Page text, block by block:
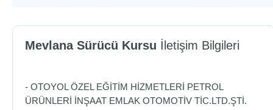
Mevlana Sürücü Kursu İletişim Bilgileri
- OTOYOL ÖZEL EĞİTİM HİZMETLERİ PETROL
ÜRÜNLERİ İNŞAAT EMLAK OTOMOTİV TİC.LTD.ŞTİ.